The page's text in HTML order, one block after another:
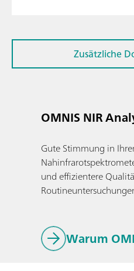
OMNIS NIR
Gute Stimmung in
und effizientere
Warum
Zusätzliche